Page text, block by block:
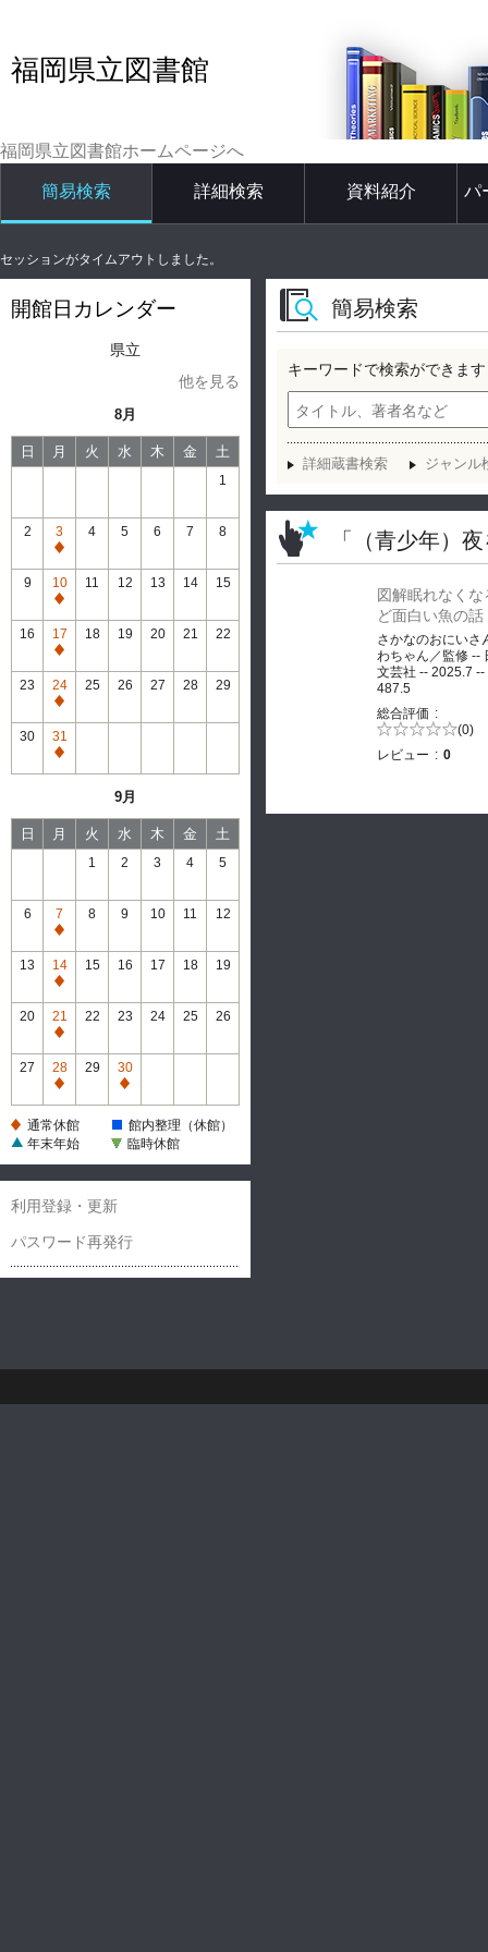
福岡県立図書館
福岡県立図書館ホームページへ
簡易検索 詳細検索 資料紹介 パ
セッションがタイムアウトしました。
開館日カレンダー
県立
他を見る
8月
日 月 火 水 木 金 土
1
2
3
通
常
休
館
4 5 6 7 8
9
10
通
常
休
館
11 12 13 14 15
16
17
通
常
休
館
18 19 20 21 22
23
24
通
常
休
館
25 26 27 28 29
30
31
通
館
9月
日 月 火 水 木 金 土
1 2 3 4 5
6
7
通
常
休
館
8 9 10 11 12
13
14
通
常
休
館
15 16 17 18 19
20
21
通
常
休
館
22 23 24 25 26
27
28
通
休
29
30
通
休
通常休館
館内整理（休館）
年末年始
臨時休館
利用登録・更新
パスワード再発行
簡易検索
キーワードで検索ができます
詳細蔵書検索 ジャンル
「（青少年）
図解眠れなくな
ど面白い魚の話
さかなのおにいさ
わちゃん／監修 --
文芸社 -- 2025.7 --
487.5
総合評価
5段階評価の (0)
レビュー
0